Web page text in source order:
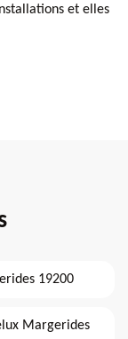
et elles
19200
Margerides